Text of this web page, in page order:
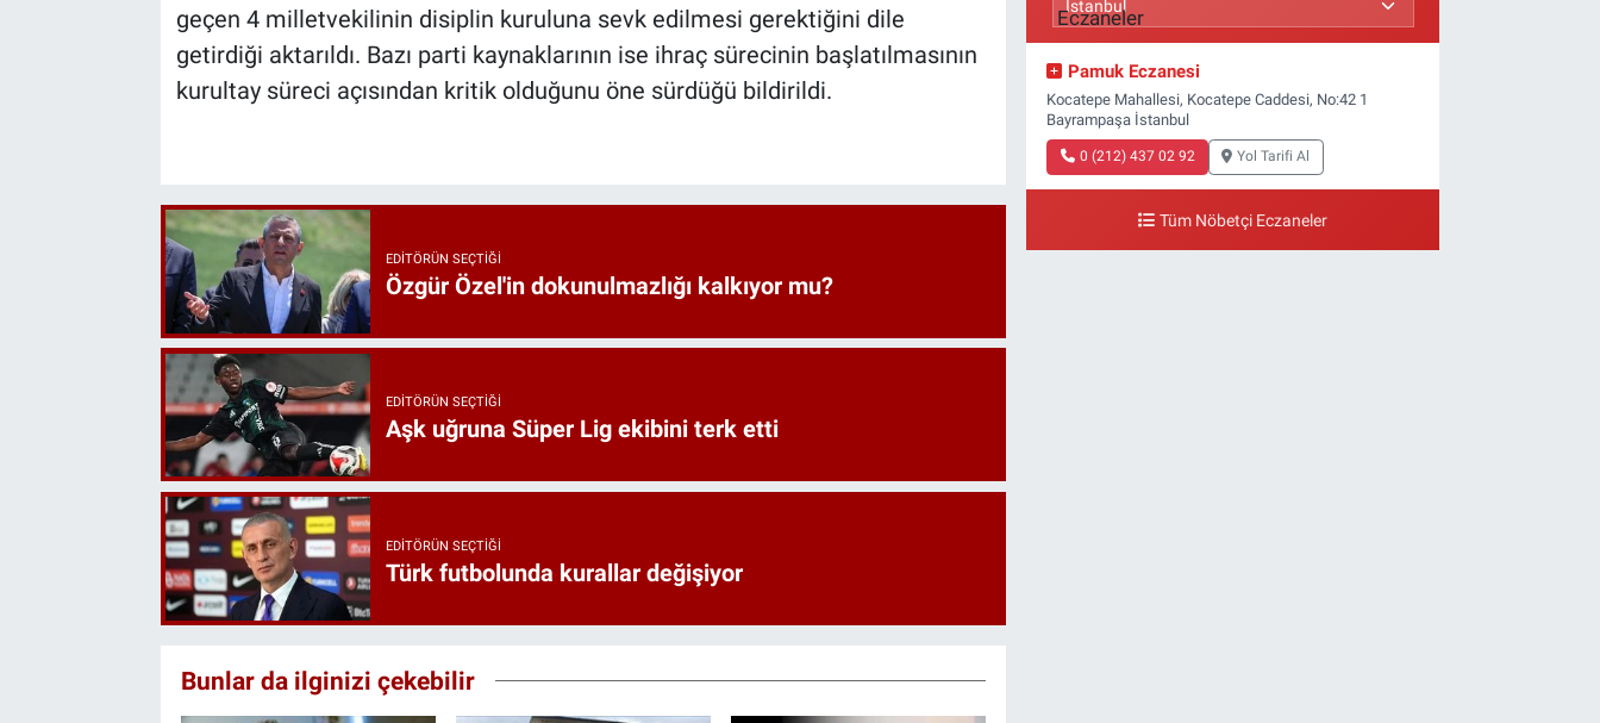
geçen 4 milletvekilinin disiplin kuruluna sevk edilmesi gerektiğini dile
getirdiği aktarıldı. Bazı parti kaynaklarının ise ihraç sürecinin başlatılmasının
kurultay süreci açısından kritik olduğunu öne sürdüğü bildirildi.
EDITÖRÜN SEÇTIĞI
Özgür Özel'in dokunulmazlığı kalkıyor mu?
EDITÖRÜN SEÇTIĞI
Aşk uğruna Süper Lig ekibini terk etti
EDITÖRÜN SEÇTIĞI
Türk futbolunda kurallar değişiyor
Bunlar da ilginizi çekebilir
Pamuk Eczanesi
Kocatepe Mahallesi, Kocatepe Caddesi, No:42 1
Bayrampaşa İstanbul
0 (212) 437 02 92 Yol Tarifi Al
Tüm Nöbetçi Eczaneler